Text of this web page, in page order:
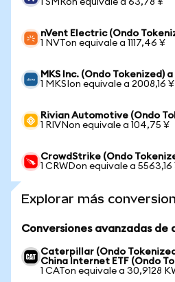
1 SMRon equivale a 63,78 ¥
nVent Electric (Ondo
1 NVTon equivale a 1117,46 ¥
MKS Inc. (Ondo Tokenized)
1 MKSIon equivale a 2008,16 ¥
Rivian Automotive (Ondo
1 RIVNon equivale a 104,75 ¥
CrowdStrike (Ondo
1 CRWDon equivale a 5563,16
Explorar más
Conversiones avanzadas de
Caterpillar (Ondo
China Internet ETF (Ondo
1 CATon equivale a 30,9128